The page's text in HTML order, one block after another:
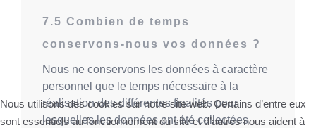
Combien de temps
conservons-nous vos données ?
Nous ne conservons les données à caractère
personnel que le temps nécessaire à la
réalisation des différentes finalités pour
lesquelles les données ont été collectées.
Nous utilisons des cookies sur notre site web. Certains d’entre eux
sont essentiels au fonctionnement du site et d’autres nous aident à